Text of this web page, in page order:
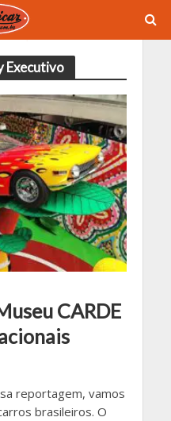
Executivo
CARDE
reportagem, vamos
brasileiros. O